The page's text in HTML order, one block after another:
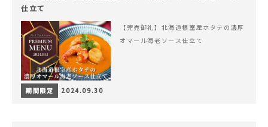
仕立て
【完売御礼】北海道根室産ホタテの濃厚
オマール海老ソース仕立て
期間限定 2024.09.30